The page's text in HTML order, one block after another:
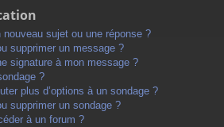
sujet ou une réponse ?
supprimer un message ?
signature à mon message ?
?
plus d’options à un sondage ?
supprimer un sondage ?
à un forum ?